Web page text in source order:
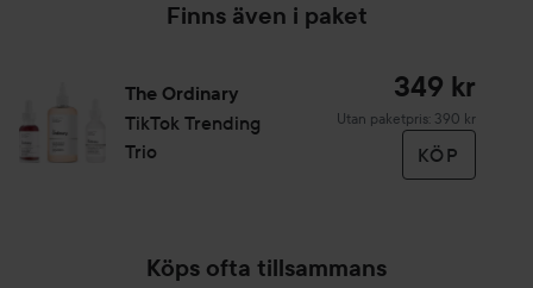
Tips: Använd den även för att exfoliera små områden på
*Kliniskt testat på 30 paneldeltagare som använde
produkten en gång om dagen i sex veckor.
240 ml
Finns även i paket
The Ordinary
TikTok Trending
Trio
349 kr
Utan paketpris: 390 kr
KÖP
Köps ofta tillsammans